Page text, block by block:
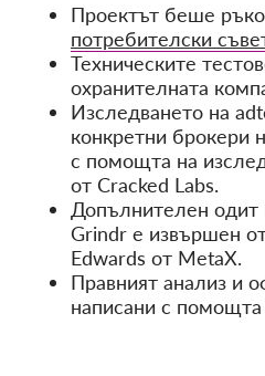
Проектът беше
потребителски
Техническите
охранителната
Изследването на
конкретни брокери
с помощта на
от Cracked Labs.
Допълнителен
Grindr е извършен
Edwards от MetaX.
Правният анализ и
написани с помощта